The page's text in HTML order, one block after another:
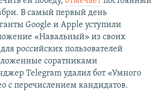
В самый первый день
Google и Apple уступили
«Навальный» из своих
российских пользователей
соратниками
Telegram удалил бот «Умного
с перечислением кандидатов.